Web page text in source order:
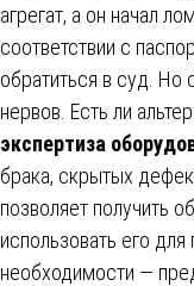
агрегат, а он начал
соответствии с
обратиться в суд. Но
нервов. Есть ли
экспертиза
брака, скрытых
позволяет получить
использовать его
необходимости —